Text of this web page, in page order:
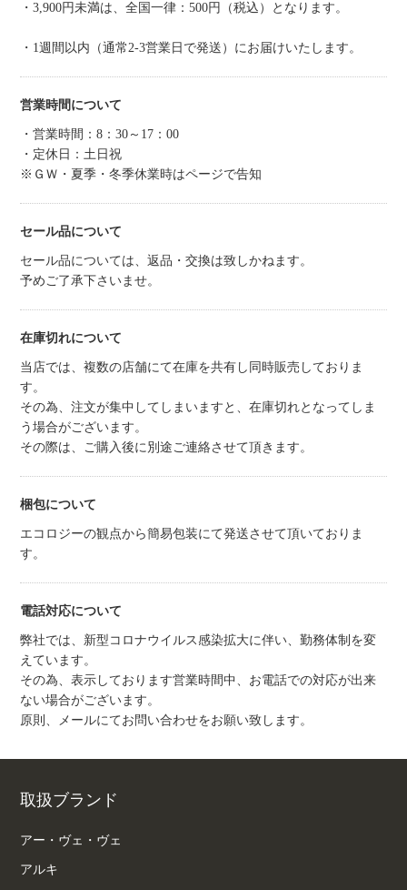
・3,900円未満は、全国一律：500円（税込）となります。
・1週間以内（通常2-3営業日で発送）にお届けいたします。
営業時間について
・営業時間：8：30～17：00
・定休日：土日祝
※ＧＷ・夏季・冬季休業時はページで告知
セール品について
セール品については、返品・交換は致しかねます。
予めご了承下さいませ。
在庫切れについて
当店では、複数の店舗にて在庫を共有し同時販売しておりま
す。
その為、注文が集中してしまいますと、在庫切れとなってしま
う場合がございます。
その際は、ご購入後に別途ご連絡させて頂きます。
梱包について
エコロジーの観点から簡易包装にて発送させて頂いておりま
す。
電話対応について
弊社では、新型コロナウイルス感染拡大に伴い、勤務体制を変
えています。
その為、表示しております営業時間中、お電話での対応が出来
ない場合がございます。
原則、メールにてお問い合わせをお願い致します。
取扱ブランド
アー・ヴェ・ヴェ
アルキ